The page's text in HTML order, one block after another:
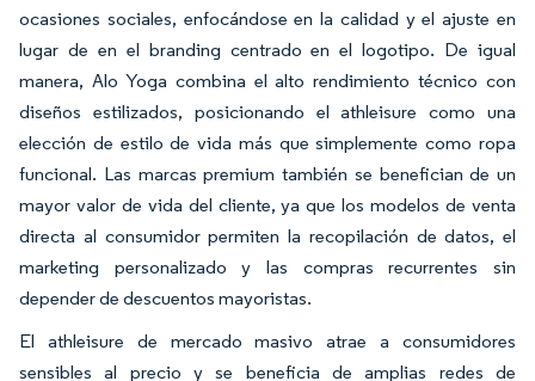
ocasiones sociales, enfocándose en la calidad y el ajuste en
lugar de en el branding centrado en el logotipo. De igual
manera, Alo Yoga combina el alto rendimiento técnico con
diseños estilizados, posicionando el athleisure como una
elección de estilo de vida más que simplemente como ropa
funcional. Las marcas premium también se benefician de un
mayor valor de vida del cliente, ya que los modelos de venta
directa al consumidor permiten la recopilación de datos, el
marketing personalizado y las compras recurrentes sin
depender de descuentos mayoristas.
El athleisure de mercado masivo atrae a consumidores
sensibles al precio y se beneficia de amplias redes de